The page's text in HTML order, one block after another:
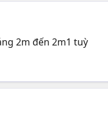
2m đến 2m1 tuỳ